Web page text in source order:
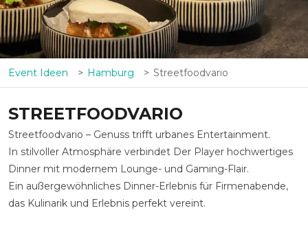
Event Ideen Hamburg Streetfoodvario
STREETFOODVARIO
Streetfoodvario – Genuss trifft urbanes Entertainment.
In stilvoller Atmosphäre verbindet Der Player hochwertiges
Dinner mit modernem Lounge- und Gaming-Flair.
Ein außergewöhnliches Dinner-Erlebnis für Firmenabende,
das Kulinarik und Erlebnis perfekt vereint.